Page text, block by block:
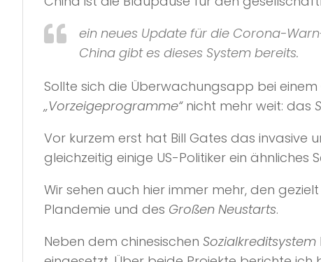
ein neues Update für die Corona-
China gibt es dieses System bereits.
Sollte sich die Überwachungsapp bei
„Vorzeigeprogramme“nicht mehr weit: das
Vor kurzem erst hat Bill Gates das invasive
gleichzeitig einige US-Politiker ein ähnliches
Wir sehen auch hier immer mehr, den
Plandemie und des Großen Neustarts.
Neben dem chinesischen Sozialkreditsystem